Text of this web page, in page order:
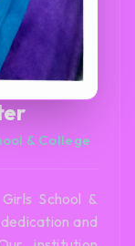
& College
School &
and